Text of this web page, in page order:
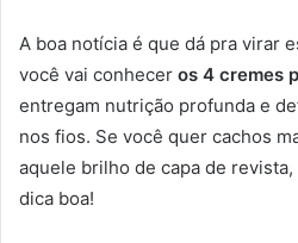
A boa notícia é que dá pra virar
você vai conhecer os 4 cremes
entregam nutrição profunda e
nos fios. Se você quer cachos
aquele brilho de capa de
dica boa!